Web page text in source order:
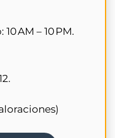
AM – 10 PM.